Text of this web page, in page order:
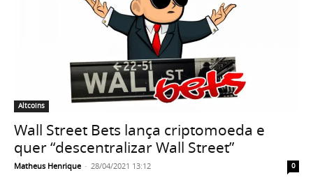
Altcoins
Wall Street Bets lança criptomoeda e
quer “descentralizar Wall Street”
Matheus Henrique - 28/04/2021 13:12 0